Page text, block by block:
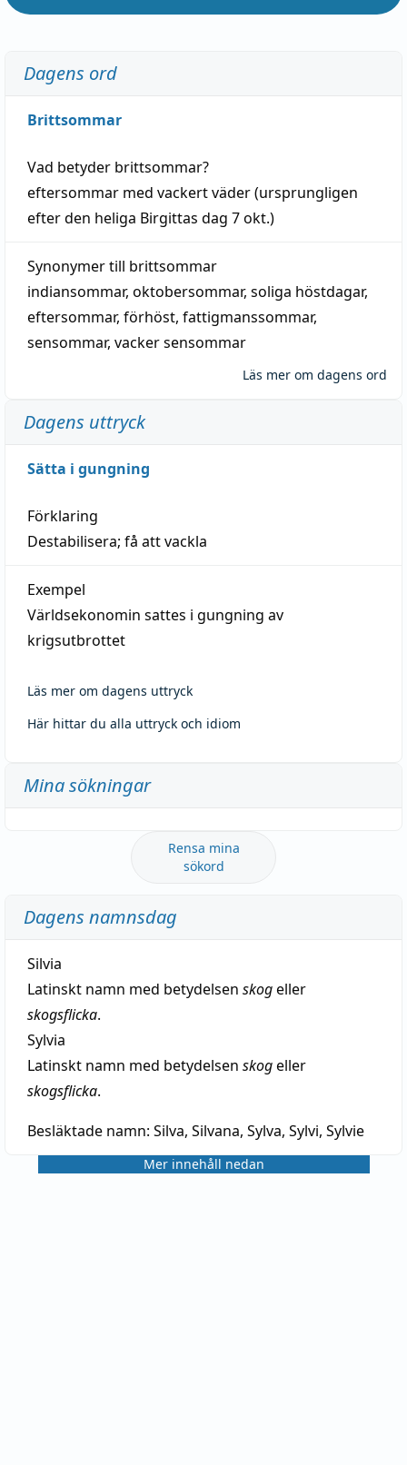
Dagens ord
Brittsommar
Vad betyder brittsommar?
eftersommar med vackertväder(ursprungligen
efter den heliga Birgittas dag 7 okt.)
Synonymer till brittsommar
indiansommar, oktobersommar, soliga höstdagar,
eftersommar, förhöst, fattigmanssommar,
sensommar, vacker sensommar
Läs mer om dagens ord
Dagens uttryck
Sätta i gungning
Förklaring
Destabilisera; få att vackla
Exempel
Världsekonomin sattes i gungning av
krigsutbrottet
Läs mer om dagens uttryck
Här hittar du alla uttryck och idiom
Mina sökningar
Rensa mina
sökord
Dagens namnsdag
Silvia
Latinskt namn med betydelsen skogeller
skogsflicka.
Sylvia
Latinskt namn med betydelsen skogeller
skogsflicka.
Besläktade namn: Silva, Silvana, Sylva, Sylvi, Sylvie
Mer innehåll nedan